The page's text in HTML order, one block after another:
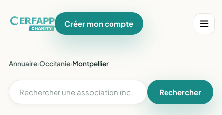
Créer mon compte
Annuaire›Occitanie›Montpellier
Rechercher